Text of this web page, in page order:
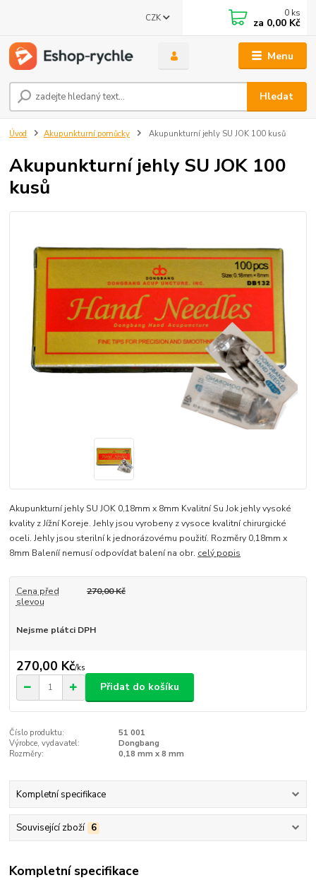
Menu
CZK
Hledat
0 ks
za 0,00 Kč
Úvod Akupunkturní pomůcky Akupunkturní jehly SU JOK 100 kusů
Akupunkturní jehly SU JOK 100
kusů
Akupunkturní jehly SU JOK 0,18mm x 8mm Kvalitní Su Jok jehly vysoké
kvality z Jížní Koreje. Jehly jsou vyrobeny z vysoce kvalitní chirurgické
oceli. Jehly jsou sterilní k jednorázovému použití. Rozměry 0,18mm x
8mm Baleníí nemusí odpovídat balení na obr. celý popis
Cena před
slevou
270,00 Kč
Nejsme plátci DPH
270,00 Kč/ks
Přidat do košíku
Číslo produktu:
51 001
Výrobce, vydavatel:
Dongbang
Rozměry:
0,18 mm x 8 mm
Kompletní specifikace
Související zboží 6
Kompletní specifikace